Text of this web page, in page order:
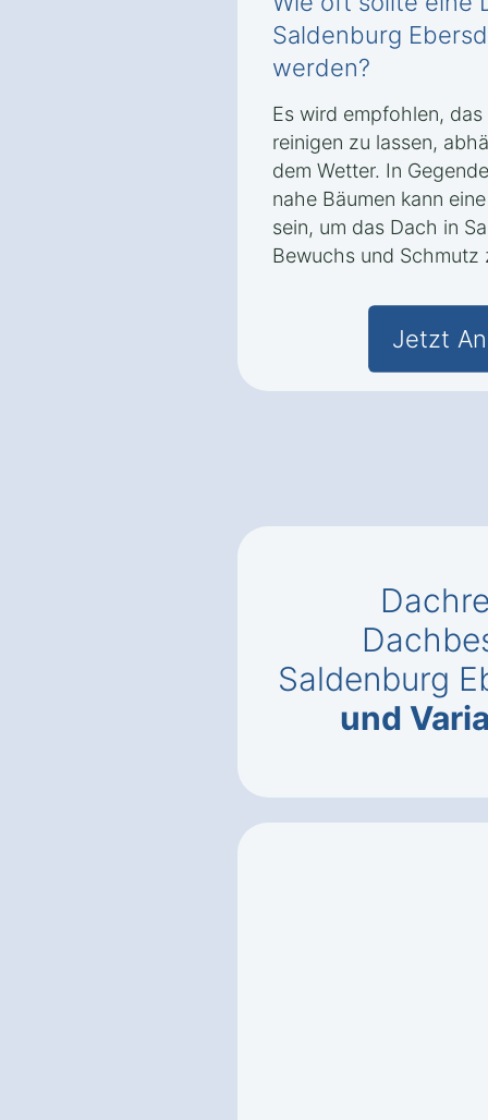
Saldenburg
werden?
Es wird empfohlen,
reinigen zu lassen,
dem Wetter. In
nahe Bäumen kann
sein, um das Dach in
Bewuchs und Schmutz
Jetzt
Saldenburg
und